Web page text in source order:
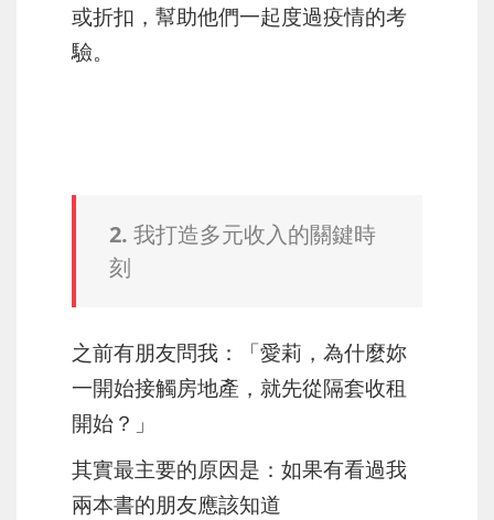
或折扣，幫助他們一起度過疫情的考
驗。
2. 我打造多元收入的關鍵時
刻
之前有朋友問我：「愛莉，為什麼妳
一開始接觸房地產，就先從隔套收租
開始？」
其實最主要的原因是：如果有看過我
兩本書的朋友應該知道